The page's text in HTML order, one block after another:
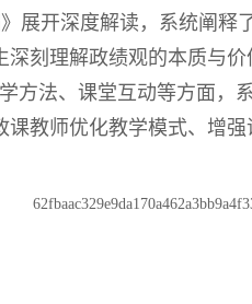
展开深度解读，系统阐释
刻理解政绩观的本质与
方法、课堂互动等方面
教师优化教学模式、增强